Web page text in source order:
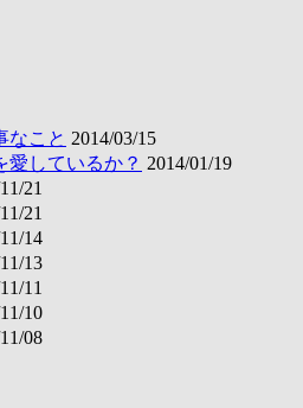
なこと 2014/03/15
愛しているか？ 2014/01/19
21
21
14
13
11
10
08